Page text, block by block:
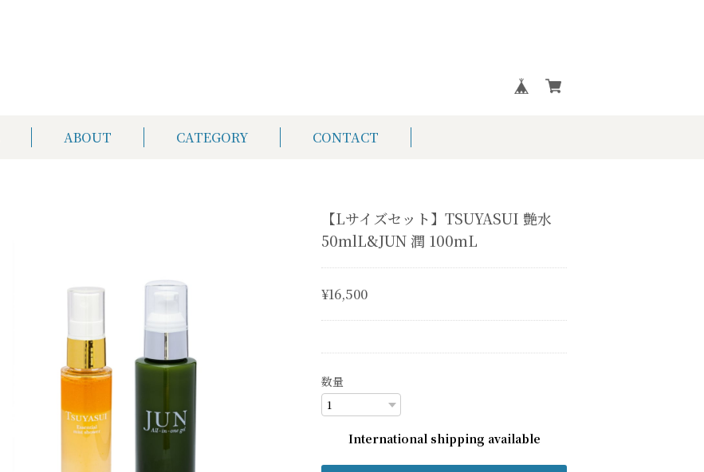
ABOUT CATEGORY CONTACT
【Lサイズセット】TSUYASUI 艶水
50mlL&JUN 潤 100mL
¥16,500
数量
International shipping available